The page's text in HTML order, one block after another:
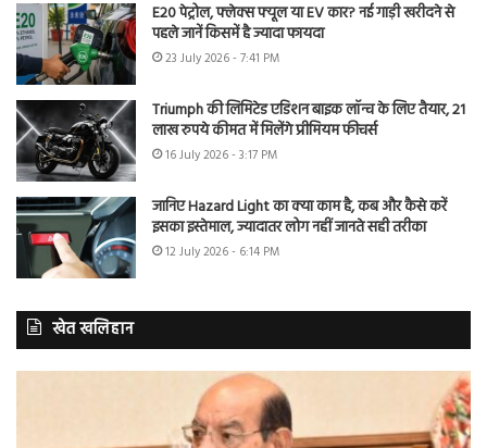
E20 पेट्रोल, फ्लेक्स फ्यूल या EV कार? नई गाड़ी खरीदने से
पहले जानें किसमें है ज्यादा फायदा
23 July 2026 - 7:41 PM
Triumph की लिमिटेड एडिशन बाइक लॉन्च के लिए तैयार, 21
लाख रुपये कीमत में मिलेंगे प्रीमियम फीचर्स
16 July 2026 - 3:17 PM
जानिए Hazard Light का क्या काम है, कब और कैसे करें
इसका इस्तेमाल, ज्यादातर लोग नहीं जानते सही तरीका
12 July 2026 - 6:14 PM
खेत खलिहान